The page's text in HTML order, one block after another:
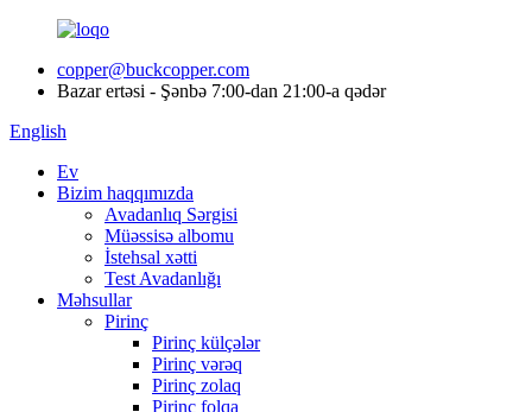
copper@buckcopper.com
Bazar ertəsi - Şənbə 7:00-dan 21:00-a qədər
English
Ev
Bizim haqqımızda
Avadanlıq Sərgisi
Müəssisə albomu
İstehsal xətti
Test Avadanlığı
Məhsullar
Pirinç
Pirinç külçələr
Pirinç vərəq
Pirinç zolaq
Pirinç folqa